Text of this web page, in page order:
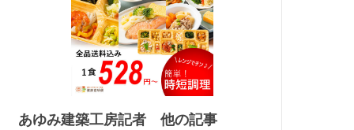
あゆみ建築工房記者 他の記事